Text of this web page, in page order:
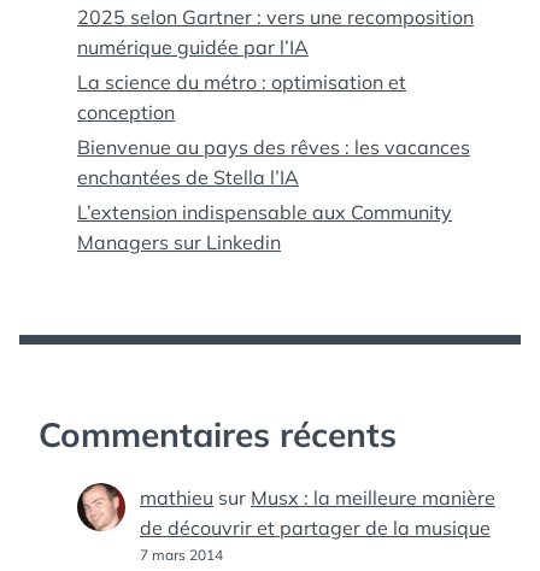
2025 selon Gartner : vers une recomposition
numérique guidée par l’IA
La science du métro : optimisation et
conception
Bienvenue au pays des rêves : les vacances
enchantées de Stella l’IA
L’extension indispensable aux Community
Managers sur Linkedin
Commentaires récents
mathieu sur Musx : la meilleure manière
de découvrir et partager de la musique
7 mars 2014